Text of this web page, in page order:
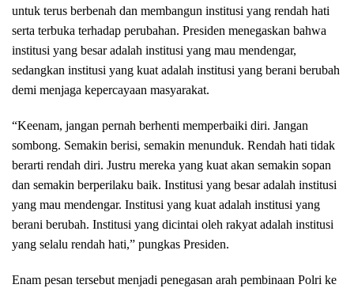
untuk terus berbenah dan membangun institusi yang rendah hati
serta terbuka terhadap perubahan. Presiden menegaskan bahwa
institusi yang besar adalah institusi yang mau mendengar,
sedangkan institusi yang kuat adalah institusi yang berani berubah
demi menjaga kepercayaan masyarakat.
“Keenam, jangan pernah berhenti memperbaiki diri. Jangan
sombong. Semakin berisi, semakin menunduk. Rendah hati tidak
berarti rendah diri. Justru mereka yang kuat akan semakin sopan
dan semakin berperilaku baik. Institusi yang besar adalah institusi
yang mau mendengar. Institusi yang kuat adalah institusi yang
berani berubah. Institusi yang dicintai oleh rakyat adalah institusi
yang selalu rendah hati,” pungkas Presiden.
Enam pesan tersebut menjadi penegasan arah pembinaan Polri ke